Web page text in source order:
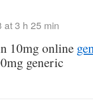
at 3 h 25 min
10mg online
generic